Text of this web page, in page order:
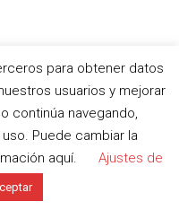
enviarase un día antes da
a participar!
ou chamar ao
para obtener datos
usuarios y mejorar
continúa navegando,
Puede cambiar la
aquí.
Ajustes de